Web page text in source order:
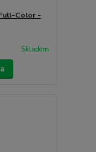
Color -
Skladom